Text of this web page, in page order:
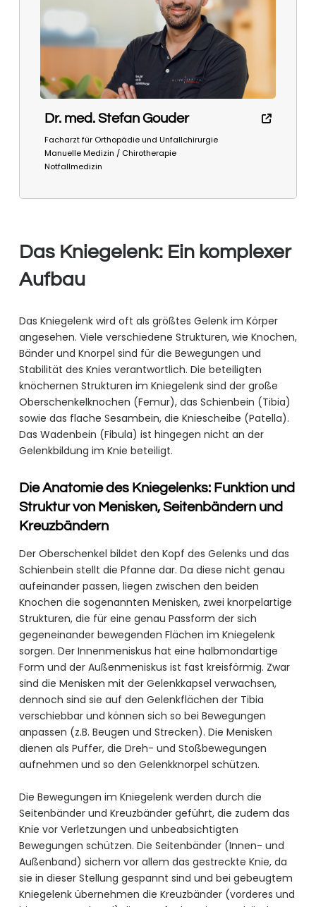
Dr. med. Stefan Gouder
Facharzt für Orthopädie und Unfallchirurgie
Manuelle Medizin / Chirotherapie
Notfallmedizin
Das Kniegelenk: Ein komplexer
Aufbau
Das Kniegelenk wird oft als größtes Gelenk im Körper
angesehen. Viele verschiedene Strukturen, wie Knochen,
Bänder und Knorpel sind für die Bewegungen und
Stabilität des Knies verantwortlich. Die beteiligten
knöchernen Strukturen im Kniegelenk sind der große
Oberschenkelknochen (Femur), das Schienbein (Tibia)
sowie das flache Sesambein, die Kniescheibe (Patella).
Das Wadenbein (Fibula) ist hingegen nicht an der
Gelenkbildung im Knie beteiligt.
Die Anatomie des Kniegelenks: Funktion und
Struktur von Menisken, Seitenbändern und
Kreuzbändern
Der Oberschenkel bildet den Kopf des Gelenks und das
Schienbein stellt die Pfanne dar. Da diese nicht genau
aufeinander passen, liegen zwischen den beiden
Knochen die sogenannten Menisken, zwei knorpelartige
Strukturen, die für eine genau Passform der sich
gegeneinander bewegenden Flächen im Kniegelenk
sorgen. Der Innenmeniskus hat eine halbmondartige
Form und der Außenmeniskus ist fast kreisförmig. Zwar
sind die Menisken mit der Gelenkkapsel verwachsen,
dennoch sind sie auf den Gelenkflächen der Tibia
verschiebbar und können sich so bei Bewegungen
anpassen (z.B. Beugen und Strecken). Die Menisken
dienen als Puffer, die Dreh- und Stoßbewegungen
aufnehmen und so den Gelenkknorpel schützen.
Die Bewegungen im Kniegelenk werden durch die
Seitenbänder und Kreuzbänder geführt, die zudem das
Knie vor Verletzungen und unbeabsichtigten
Bewegungen schützen. Die Seitenbänder (Innen- und
Außenband) sichern vor allem das gestreckte Knie, da
sie in dieser Stellung gespannt sind und bei gebeugtem
Kniegelenk übernehmen die Kreuzbänder (vorderes und